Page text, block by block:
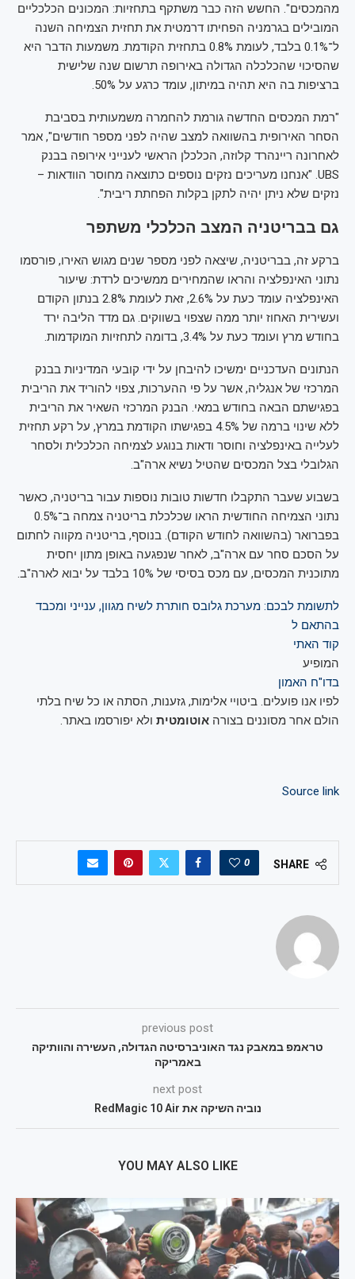
מהמכסים". החשש הזה כבר משתקף בתחזיות: המכונים הכלכליים
המובילים בגרמניה הפחיתו דרמטית את תחזית הצמיחה השנה
ל־0.1% בלבד, לעומת 0.8% בתחזית הקודמת. משמעות הדבר היא
שהסיכוי שהכלכלה הגדולה באירופה תרשום שנה שלישית
ברציפות בה היא תהיה במיתון, עומד כרגע על 50%.
"רמת המכסים החדשה גורמת להחמרה משמעותית בסביבת
הסחר האירופית בהשוואה למצב שהיה לפני מספר חודשים", אמר
לאחרונה ריינהרד קלוזה, הכלכלן הראשי לענייני אירופה בבנק
UBS. "אנחנו מעריכים נזקים נוספים כתוצאה מחוסר הוודאות –
נזקים שלא ניתן יהיה לתקן בקלות הפחתת ריבית".
גם בבריטניה המצב הכלכלי משתפר
ברקע זה, בבריטניה, שיצאה לפני מספר שנים מגוש האירו, פורסמו
נתוני האינפלציה והראו שהמחירים ממשיכים לרדת: שיעור
האינפלציה עומד כעת על 2.6%, זאת לעומת 2.8% בנתון הקודם
ועשירית האחוז יותר ממה שצפוי בשווקים. גם מדד הליבה ירד
בחודש מרץ ועומד כעת על 3.4%, בדומה לתחזיות המוקדמות.
הנתונים העדכניים ימשיכו להיבחן על ידי קובעי המדיניות בבנק
המרכזי של אנגליה, אשר על פי ההערכות, צפוי להוריד את הריבית
בפגישתם הבאה בחודש במאי. הבנק המרכזי השאיר את הריבית
ללא שינוי ברמה של 4.5% בפגישתו הקודמת במרץ, על רקע תחזית
לעלייה באינפלציה וחוסר ודאות בנוגע לצמיחה הכלכלית ולסחר
הגלובלי בצל המכסים שהטיל נשיא ארה"ב.
בשבוע שעבר התקבלו חדשות טובות נוספות עבור בריטניה, כאשר
נתוני הצמיחה החודשית הראו שכלכלת בריטניה צמחה ב־0.5%
בפברואר (בהשוואה לחודש הקודם). בנוסף, בריטניה מקווה לחתום
על הסכם סחר עם ארה"ב, לאחר שנפגעה באופן מתון יחסית
מתוכנית המכסים, עם מכס בסיסי של 10% בלבד על יבוא לארה"ב.
לתשומת לבכם: מערכת גלובס חותרת לשיח מגוון, ענייני ומכבד
בהתאם ל
קוד האתי
המופיע
בדו"ח האמון
לפיו אנו פועלים. ביטויי אלימות, גזענות, הסתה או כל שיח בלתי
הולם אחר מסוננים בצורה אוטומטית ולא יפורסמו באתר.
Source link
SHARE
0
previous post
טראמפ במאבק נגד האוניברסיטה הגדולה, העשירה והוותיקה
באמריקה
next post
נוביה השיקה את RedMagic 10 Air
YOU MAY ALSO LIKE